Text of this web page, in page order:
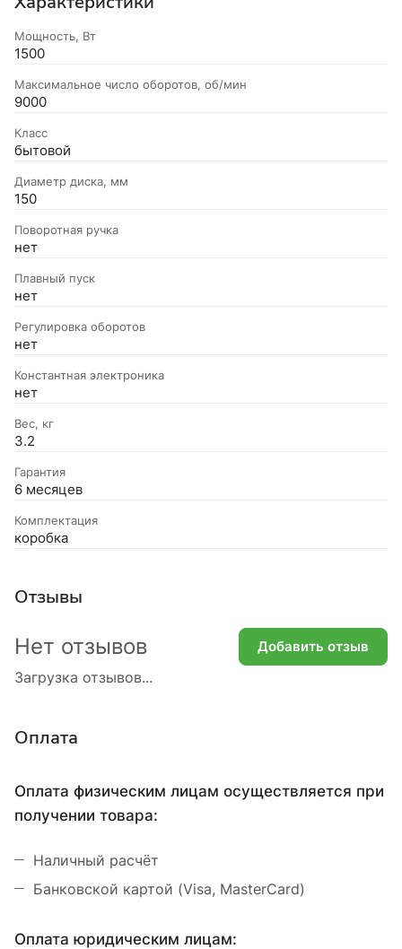
Мощность, Вт
1500
Максимальное число оборотов, об/мин
9000
Класс
бытовой
Диаметр диска, мм
150
Поворотная ручка
нет
Плавный пуск
нет
Регулировка оборотов
нет
Константная электроника
нет
Вес, кг
3.2
Гарантия
6 месяцев
Комплектация
коробка
Отзывы
Загрузка отзывов...
Нет отзывов Добавить отзыв
Оплата
Оплата физическим лицам осуществляется при
получении товара:
Наличный расчёт
Банковской картой (Visa, MasterCard)
Оплата юридическим лицам: